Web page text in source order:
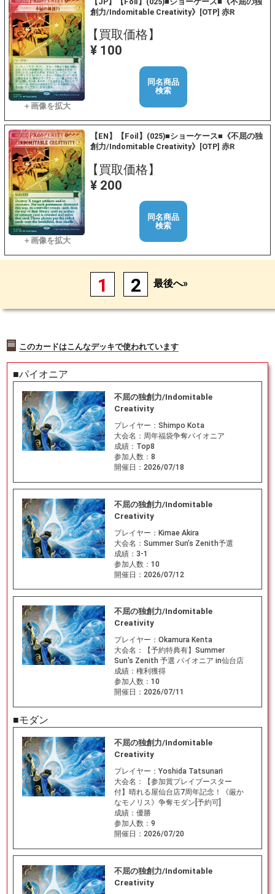
創力/Indomitable Creativity》[OTP] 赤R
【買取価格】
¥ 100
同名商品
検索
【EN】【Foil】(025)■ショーケース■《不屈の独
創力/Indomitable Creativity》[OTP] 赤R
【買取価格】
¥ 200
同名商品
検索
1 2 最後へ»
このカードはこんなデッキで使われています
■パイオニア
不屈の独創力/Indomitable
Creativity
プレイヤー： Shimpo Kota
大会名： 周年福袋争奪パイオニア
成績： Top8
参加人数： 8
開催日： 2026/07/18
不屈の独創力/Indomitable
Creativity
プレイヤー： Kimae Akira
大会名： Summer Sun’s Zenith予選
成績： 3-1
参加人数： 10
開催日： 2026/07/12
不屈の独創力/Indomitable
Creativity
プレイヤー： Okamura Kenta
大会名：
【予約特典有】Summer
Sun's Zenith 予選 パイオニア in仙台店
成績： 権利獲得
参加人数： 10
開催日： 2026/07/11
■モダン
不屈の独創力/Indomitable
Creativity
プレイヤー： Yoshida Tatsunari
大会名：
【参加賞プレイブースター
付】晴れる屋仙台店7周年記念！《厳か
なモノリス》争奪モダン[予約可]
成績： 優勝
参加人数： 9
開催日： 2026/07/20
不屈の独創力/Indomitable
Creativity